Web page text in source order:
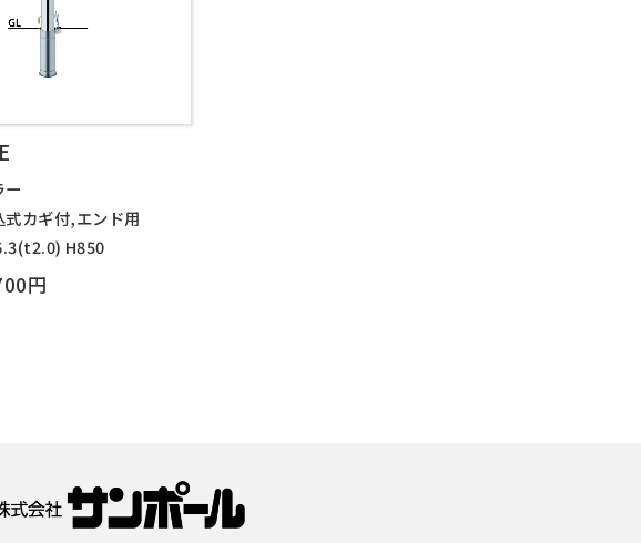
ー
式カギ付,エンド用
H850
円